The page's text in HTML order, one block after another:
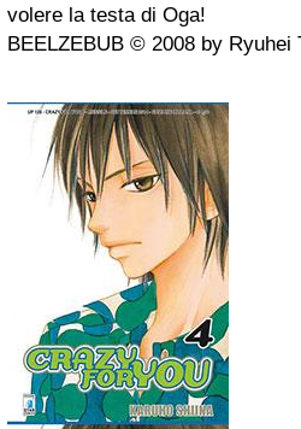
volere la testa di Oga!
BEELZEBUB © 2008 by Ryuhei